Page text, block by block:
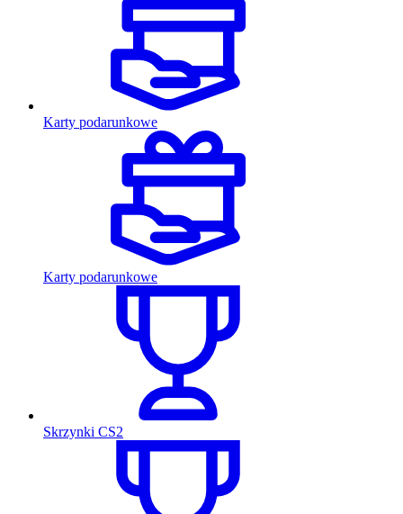
Karty podarunkowe
Karty podarunkowe
Skrzynki CS2